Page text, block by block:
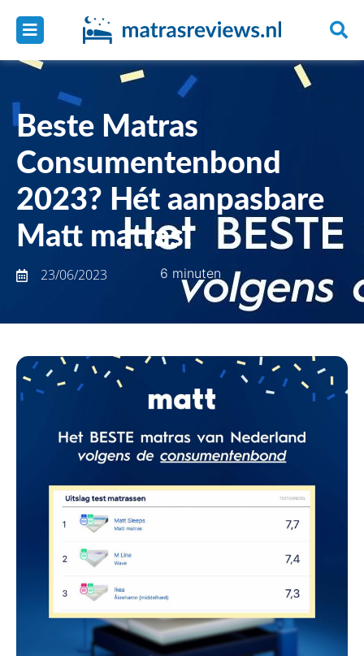
Beste Matras
Consumentenbond
2023? Hét aanpasbare
Matt matras!
23/06/2023 6 minuten